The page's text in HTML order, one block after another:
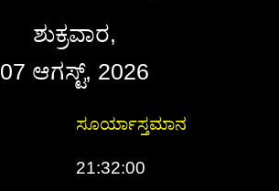
ಶುಕ್ರವಾರ,
07 ಆಗಸ್ಟ್, 2026
ಸೂರ್ಯಾಸ್ತಮಾನ
21:32:00